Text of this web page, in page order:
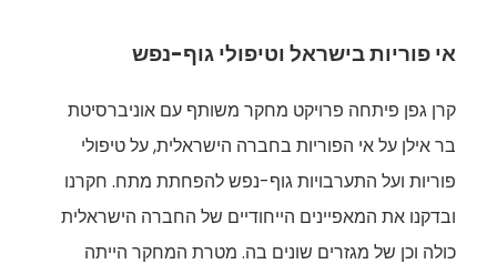
אי פוריות בישראל וטיפולי גוף-נפש
קרן גפן פיתחה פרויקט מחקר משותף עם אוניברסיטת
בר אילן על אי הפוריות בחברה הישראלית, על טיפולי
פוריות ועל התערבויות גוף-נפש להפחתת מתח. חקרנו
ובדקנו את המאפיינים הייחודיים של החברה הישראלית
כולה וכן של מגזרים שונים בה. מטרת המחקר הייתה